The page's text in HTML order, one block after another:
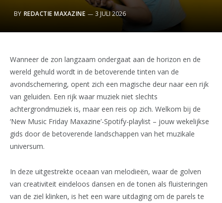
BY REDACTIE MAXAZINE 3 JULI 2026
Wanneer de zon langzaam ondergaat aan de horizon en de
wereld gehuld wordt in de betoverende tinten van de
avondschemering, opent zich een magische deur naar een rijk
van geluiden. Een rijk waar muziek niet slechts
achtergrondmuziek is, maar een reis op zich. Welkom bij de
‘New Music Friday Maxazine’-Spotify-playlist – jouw wekelijkse
gids door de betoverende landschappen van het muzikale
universum.
In deze uitgestrekte oceaan van melodieën, waar de golven
van creativiteit eindeloos dansen en de tonen als fluisteringen
van de ziel klinken, is het een ware uitdaging om de parels te